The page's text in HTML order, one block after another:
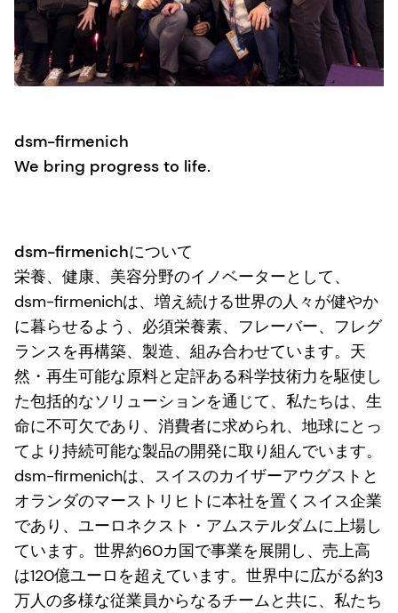
dsm-firmenich
We bring progress to life.
dsm-firmenichについて
栄養、健康、美容分野のイノベーターとして、
dsm-firmenichは、増え続ける世界の人々が健やか
に暮らせるよう、必須栄養素、フレーバー、フレグ
ランスを再構築、製造、組み合わせています。天
然・再生可能な原料と定評ある科学技術力を駆使し
た包括的なソリューションを通じて、私たちは、生
命に不可欠であり、消費者に求められ、地球にとっ
てより持続可能な製品の開発に取り組んでいます。
dsm-firmenichは、スイスのカイザーアウグストと
オランダのマーストリヒトに本社を置くスイス企業
であり、ユーロネクスト・アムステルダムに上場し
ています。世界約60カ国で事業を展開し、売上高
は120億ユーロを超えています。世界中に広がる約3
万人の多様な従業員からなるチームと共に、私たち